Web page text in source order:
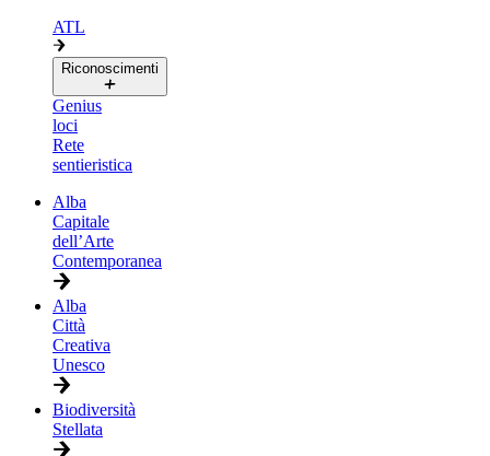
ATL
Riconoscimenti
Genius
loci
Rete
sentieristica
Alba
Capitale
dell’Arte
Contemporanea
Alba
Città
Creativa
Unesco
Biodiversità
Stellata